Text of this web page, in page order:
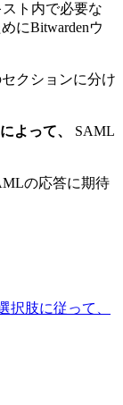
ト内で必要な
にBitwardenウ
クションに分け
よって、
SAML
の応答に期待
択肢に従って、